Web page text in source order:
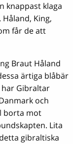
knappast klaga
King,
får de att
Braut Håland
ärtiga blåbär
Gibraltar
och
borta mot
Lita
gibraltiska